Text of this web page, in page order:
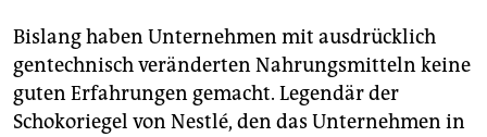
Bislang haben Unternehmen mit ausdrücklich
gentechnisch veränderten Nahrungsmitteln keine
guten Erfahrungen gemacht. Legendär der
Schokoriegel von Nestlé, den das Unternehmen in